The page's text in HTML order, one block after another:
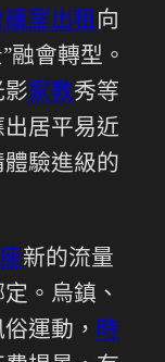
議室出租向
融會轉型。
影家教秀等
居平易近
驗進級的
新的流量
。烏鎮、
運動， 時